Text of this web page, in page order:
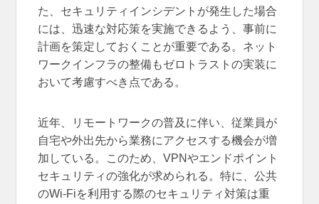
た、セキュリティインシデントが発生した場合
には、迅速な対応策を実施できるよう、事前に
計画を策定しておくことが重要である。ネット
ワークインフラの整備もゼロトラストの実装に
おいて考慮すべき点である。
近年、リモートワークの普及に伴い、従業員が
自宅や外出先から業務にアクセスする機会が増
加している。このため、VPNやエンドポイント
セキュリティの強化が求められる。特に、公共
のWi-Fiを利用する際のセキュリティ対策は重